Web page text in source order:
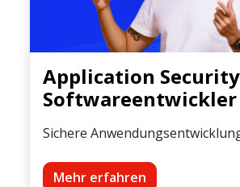
Application
Softwareentwickler
Sichere
Mehr erfahren